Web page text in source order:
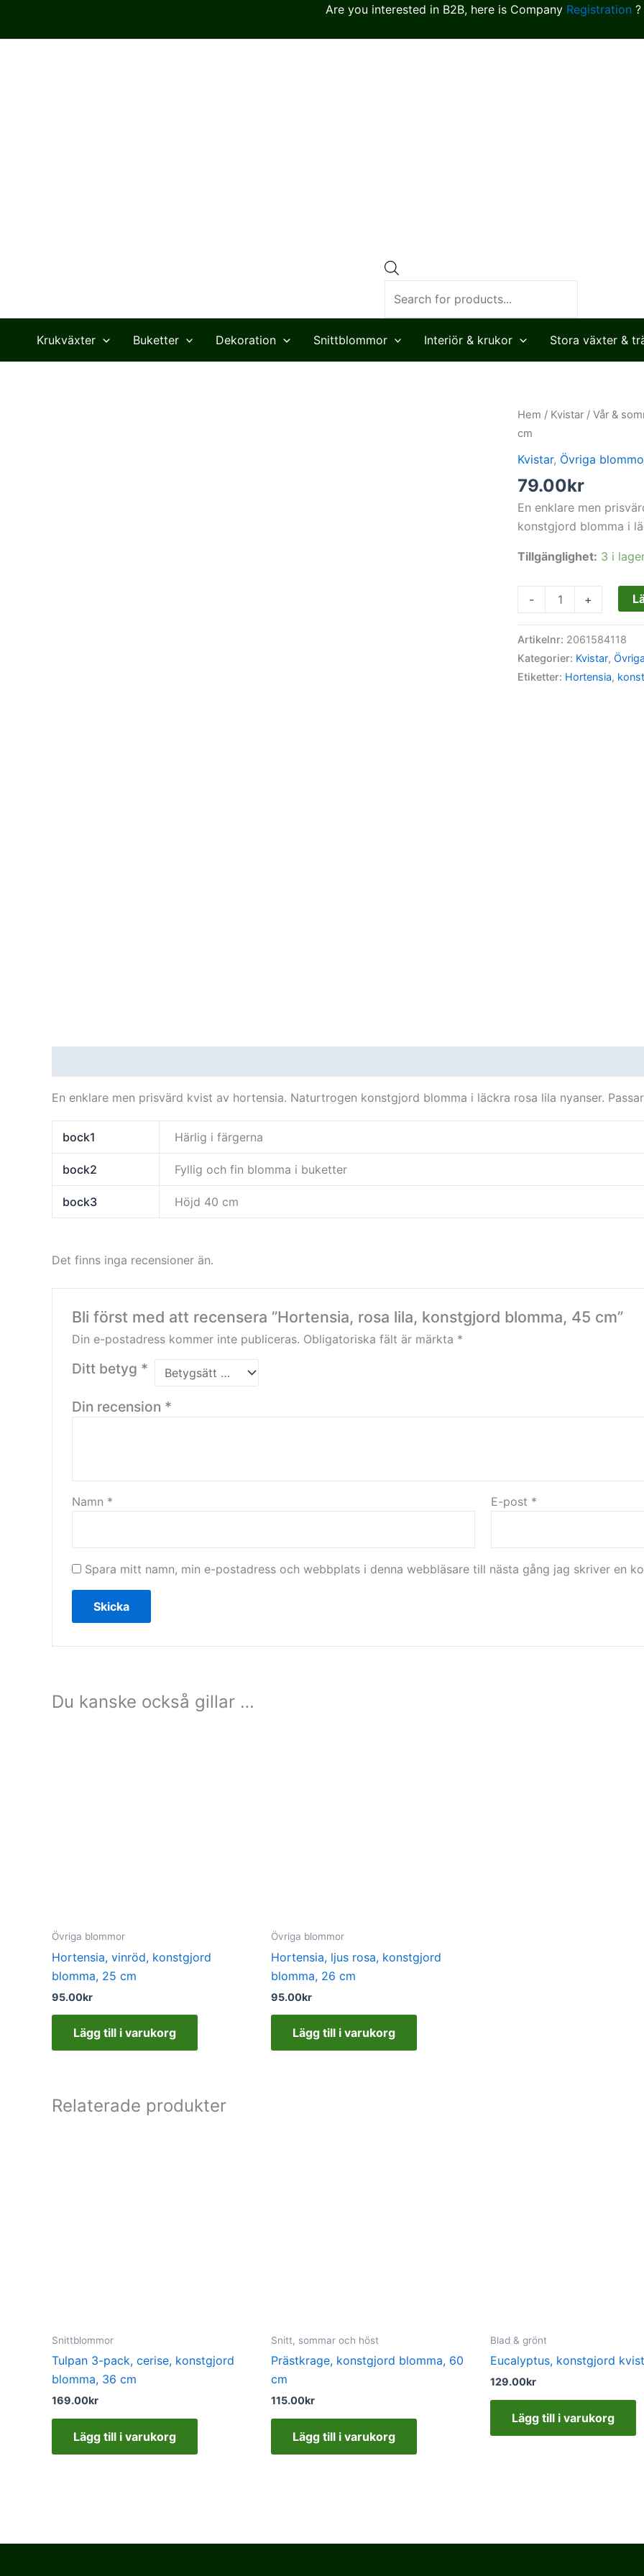
Are you interested in B2B, here is Company Registration?
Krukväxter Buketter Dekoration Snittblommor Interiör & krukor Stora växter &
Hem / Kvistar / Vår &
cm
Kvistar, Övriga
79.00kr
En enklare men
konstgjord blomma i
Tillgänglighet: 3 i
-
Hortensia,
rosa
konstgjord
blomma,
45
cm
+
Artikelnr: 2061584118
Kategorier: Kvistar,
Etiketter: Hortensia,
En enklare men prisvärd kvist av hortensia. Naturtrogen konstgjord blomma i läckra rosa lila nyanser.
bock1 Härlig i färgerna
bock2 Fyllig och fin blomma i buketter
bock3 Höjd 40 cm
Det finns inga recensioner än.
Bli först med att recensera ”Hortensia, rosa lila, konstgjord blomma, 45 cm”
Din e-postadress kommer inte publiceras. Obligatoriska fält är märkta *
Ditt betyg *
Din recension *
Namn * E-post *
Spara mitt namn, min e-postadress och webbplats i denna webbläsare till nästa gång jag skriver en
Du kanske också gillar …
Övriga blommor
Hortensia, vinröd, konstgjord
blomma, 25 cm
95.00kr
Lägg till i varukorg
Övriga blommor
Hortensia, ljus rosa, konstgjord
blomma, 26 cm
95.00kr
Lägg till i varukorg
Relaterade produkter
Snittblommor
Tulpan 3-pack, cerise, konstgjord
blomma, 36 cm
169.00kr
Lägg till i varukorg
Snitt, sommar och höst
Prästkrage, konstgjord blomma, 60
cm
115.00kr
Lägg till i varukorg
Blad & grönt
Eucalyptus, konstgjord
129.00kr
Lägg till i varukorg